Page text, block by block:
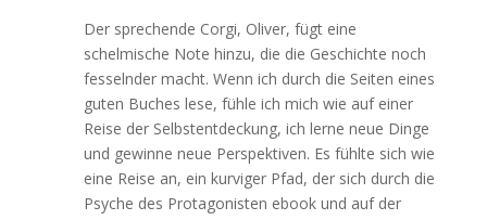
Der sprechende Corgi, Oliver, fügt eine
schelmische Note hinzu, die die Geschichte noch
fesselnder macht. Wenn ich durch die Seiten eines
guten Buches lese, fühle ich mich wie auf einer
Reise der Selbstentdeckung, ich lerne neue Dinge
und gewinne neue Perspektiven. Es fühlte sich wie
eine Reise an, ein kurviger Pfad, der sich durch die
Psyche des Protagonisten ebook und auf der